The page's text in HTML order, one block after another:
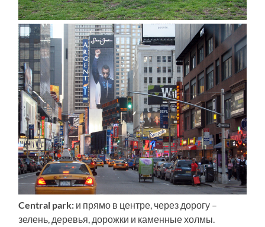
Central park: и прямо в центре, через дорогу –
зелень, деревья, дорожки и каменные холмы.